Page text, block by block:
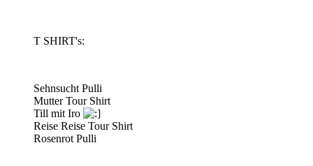
T SHIRT's:
Sehnsucht Pulli
Mutter Tour Shirt
Till mit Iro
Reise Reise Tour Shirt
Rosenrot Pulli